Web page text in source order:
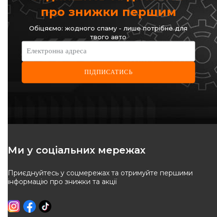
Відправка Відправка 11.08
Kangoo 97-
1 491 грн
КУПИТИ
-10%
1 065 грн
КУПИТИ
-10 %
про знижки першим
Обіцяємо: жодного спаму - лише потрібне для
твого авто
Електронна адреса
ПІДПИСАТИСЬ
Ми у соціальних мережах
Приєднуйтесь у соцмережах та отримуйте першими
інформацію про знижки та акції